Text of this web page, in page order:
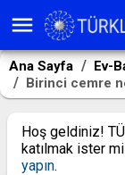
menu
Ana Sayfa
Ev-
Birinci cemre
Hoş geldiniz!
katılmak ister
yapın.